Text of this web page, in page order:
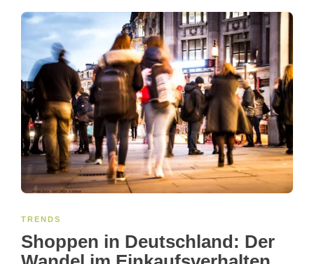
TRENDS
Shoppen in Deutschland: Der